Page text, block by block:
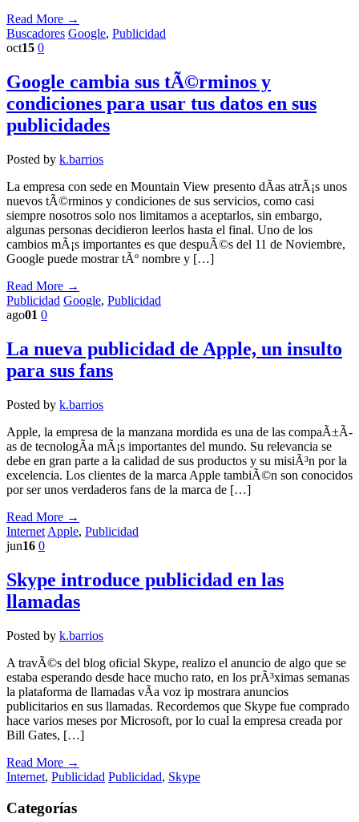
Read More →
Buscadores Google, Publicidad
oct15 0
Google cambia sus tÃ©rminos y
condiciones para usar tus datos en sus
publicidades
Posted by k.barrios
La empresa con sede en Mountain View presento dÃ­as atrÃ¡s unos
nuevos tÃ©rminos y condiciones de sus servicios, como casi
siempre nosotros solo nos limitamos a aceptarlos, sin embargo,
algunas personas decidieron leerlos hasta el final. Uno de los
cambios mÃ¡s importantes es que despuÃ©s del 11 de Noviembre,
Google puede mostrar tÃº nombre y […]
Read More →
Publicidad Google, Publicidad
ago01 0
La nueva publicidad de Apple, un insulto
para sus fans
Posted by k.barrios
Apple, la empresa de la manzana mordida es una de las compaÃ±Ã­
as de tecnologÃ­a mÃ¡s importantes del mundo. Su relevancia se
debe en gran parte a la calidad de sus productos y su misiÃ³n por la
excelencia. Los clientes de la marca Apple tambiÃ©n son conocidos
por ser unos verdaderos fans de la marca de […]
Read More →
Internet Apple, Publicidad
jun16 0
Skype introduce publicidad en las
llamadas
Posted by k.barrios
A travÃ©s del blog oficial Skype, realizo el anuncio de algo que se
estaba esperando desde hace mucho rato, en los prÃ³ximas semanas
la plataforma de llamadas vÃ­a voz ip mostrara anuncios
publicitarios en sus llamadas. Recordemos que Skype fue comprado
hace varios meses por Microsoft, por lo cual la empresa creada por
Bill Gates, […]
Read More →
Internet, Publicidad Publicidad, Skype
Categorías